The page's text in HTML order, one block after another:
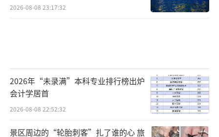
2026-08-08 23:17:32
2026年“未录满”本科专业排行榜出炉
会计学居首
2026-08-08 22:52:32
景区周边的“轮胎刺客”扎了谁的心 旅